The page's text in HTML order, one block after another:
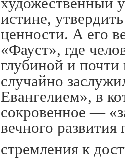
истине,
ценности. А его
«Фауст», где
глубиной и
случайно
Евангелием», в
сокровенное —
вечного
стремления к